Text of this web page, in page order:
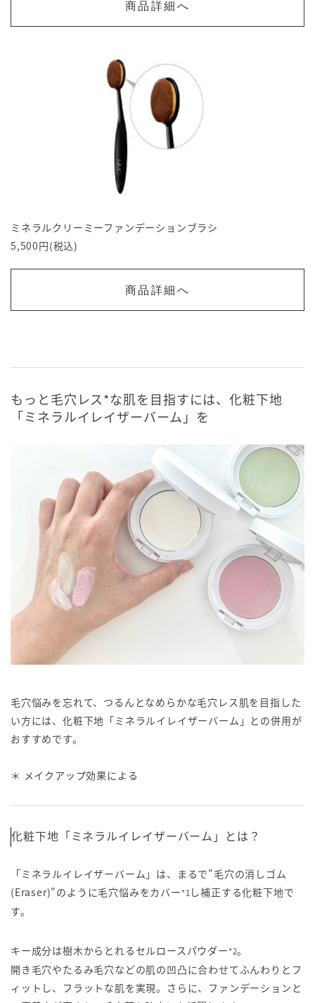
商品詳細へ
ミネラルクリーミーファンデーションブラシ
5,500円(税込)
商品詳細へ
もっと毛穴レス*な肌を目指すには、化粧下地
「ミネラルイレイザーバーム」を
毛穴悩みを忘れて、つるんとなめらかな毛穴レス肌を目指した
い方には、化粧下地「ミネラルイレイザーバーム」との併用が
おすすめです。
＊ メイクアップ効果による
化粧下地「ミネラルイレイザーバーム」とは？
「ミネラルイレイザーバーム」は、まるで"毛穴の消しゴム
(Eraser)"のように毛穴悩みをカバー*1し補正する化粧下地で
す。
キー成分は樹木からとれるセルロースパウダー*2。
開き毛穴やたるみ毛穴などの肌の凹凸に合わせてふんわりとフ
ィットし、フラットな肌を実現。さらに、ファンデーションと